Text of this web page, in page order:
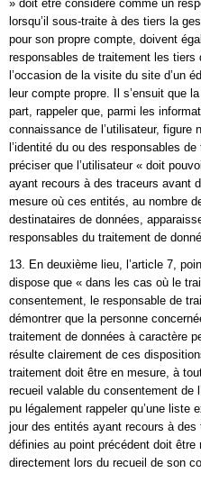
» doit être considéré comme un
lorsqu’il sous-traite à des tiers la
pour son propre compte, doivent
responsables de traitement les
l’occasion de la visite du site d’un
leur compte propre. Il s’ensuit que
part, rappeler que, parmi les
connaissance de l’utilisateur, figure
l’identité du ou des responsables
préciser que l’utilisateur « doit
ayant recours à des traceurs avant
mesure où ces entités, au nombre
destinataires de données,
responsables du traitement de
13. En deuxième lieu, l’article 7,
dispose que « dans les cas où le
consentement, le responsable de
démontrer que la personne
traitement de données à caractère
résulte clairement de ces
traitement doit être en mesure, à
recueil valable du consentement de
pu légalement rappeler qu’une liste
jour des entités ayant recours à des
définies au point précédent doit être
directement lors du recueil de son